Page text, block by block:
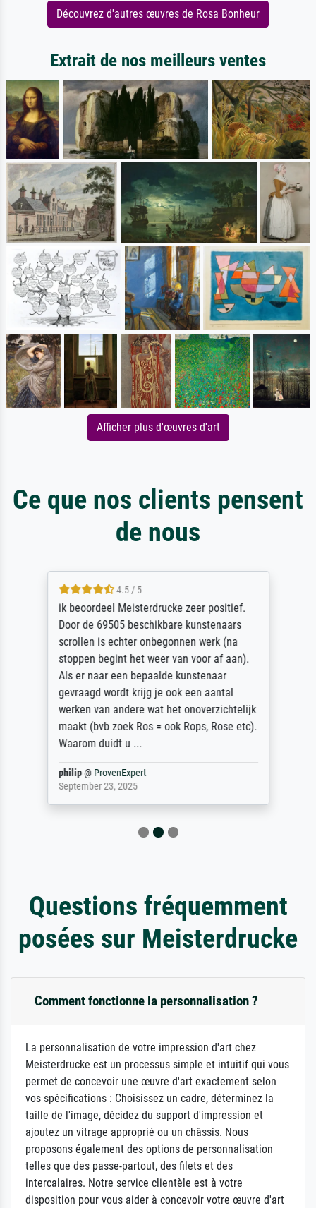
Découvrez d'autres œuvres de Rosa Bonheur
Extrait de nos meilleurs ventes
Afficher plus d'œuvres d'art
Ce que nos clients pensent
de nous
4.5 / 5
ik beoordeel Meisterdrucke zeer positief.
Door de 69505 beschikbare kunstenaars
scrollen is echter onbegonnen werk (na
stoppen begint het weer van voor af aan).
Als er naar een bepaalde kunstenaar
gevraagd wordt krijg je ook een aantal
werken van andere wat het onoverzichtelijk
maakt (bvb zoek Ros = ook Rops, Rose etc).
Waarom duidt u ...
philip@ ProvenExpert
September 23, 2025
Questions fréquemment
posées sur Meisterdrucke
Comment fonctionne la personnalisation ?
La personnalisation de votre impression d'art chez
Meisterdrucke est un processus simple et intuitif qui vous
permet de concevoir une œuvre d'art exactement selon
vos spécifications : Choisissez un cadre, déterminez la
taille de l'image, décidez du support d'impression et
ajoutez un vitrage approprié ou un châssis. Nous
proposons également des options de personnalisation
telles que des passe-partout, des filets et des
intercalaires. Notre service clientèle est à votre
disposition pour vous aider à concevoir votre œuvre d'art